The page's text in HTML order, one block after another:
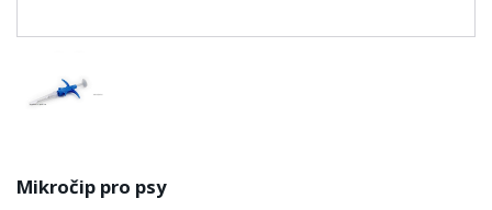
Mikročip pro psy